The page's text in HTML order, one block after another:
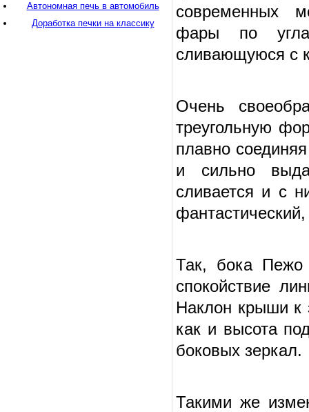
современных
фары по
сливающуюся с
Очень
треугольную
плавно
и сильно
сливается и с
Так, бока Пежо
спокойствие
Наклон крыши к
как и высота
боковых зеркал.
Такими же
Автономная печь в автомобиль
Доработка печки на классику